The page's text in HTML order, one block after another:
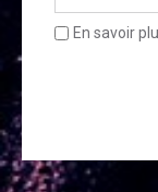
En savoir